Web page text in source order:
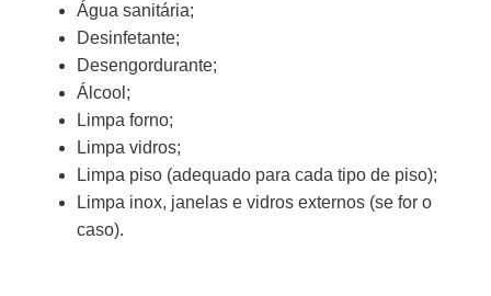
Água sanitária;
Desinfetante;
Desengordurante;
Álcool;
Limpa forno;
Limpa vidros;
Limpa piso (adequado para cada tipo de piso);
Limpa inox, janelas e vidros externos (se for o
caso).